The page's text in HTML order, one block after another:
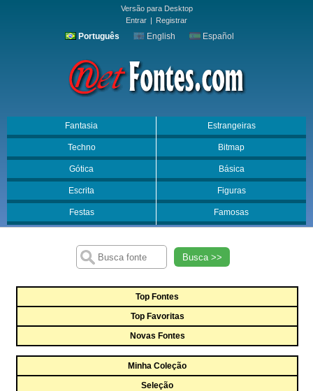
Versão para Desktop
Entrar | Registrar
Português English Español
Fantasia Estrangeiras
Techno Bitmap
Gótica Básica
Escrita Figuras
Festas Famosas
Busca >>
Top Fontes
Top Favoritas
Novas Fontes
Minha Coleção
Seleção